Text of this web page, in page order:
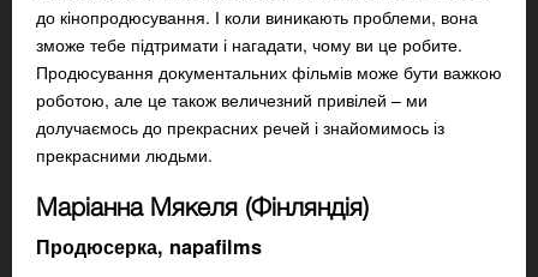
до кінопродюсування. І коли виникають проблеми, вона
зможе тебе підтримати і нагадати, чому ви це робите.
Продюсування документальних фільмів може бути важкою
роботою, але це також величезний привілей – ми
долучаємось до прекрасних речей і знайомимось із
прекрасними людьми.
Маріанна Мякеля (Фінляндія)
Продюсерка, napafilms